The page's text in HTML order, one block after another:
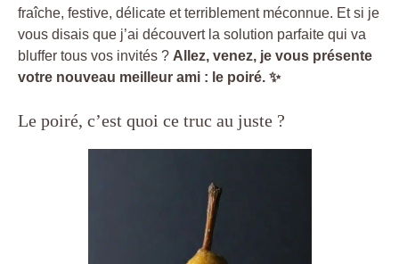
fraîche, festive, délicate et terriblement méconnue. Et si je
vous disais que j’ai découvert la solution parfaite qui va
bluffer tous vos invités ? Allez, venez, je vous présente
votre nouveau meilleur ami : le poiré. ✨
Le poiré, c’est quoi ce truc au juste ?